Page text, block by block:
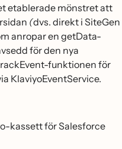
etablerade mönstret att
(dvs. direkt i SiteGen
anropar en getData-
för den nya
funktionen för
KlaviyoEventService.
kassett för Salesforce